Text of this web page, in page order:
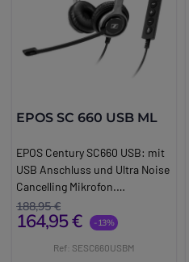
EPOS SC 660 USB ML
EPOS Century SC660 USB: mit
USB Anschluss und Ultra Noise
Cancelling Mikrofon.
Herausragendes Hörerlebnis,
EPOS High Definition Sound
treffen auf Modernste
188,95 €
164,95 € -13%
Ref: SESC660USBM